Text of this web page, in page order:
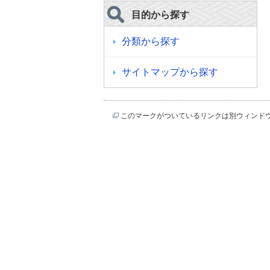
目的から探す
分類から探す
サイトマップから探す
このマークがついているリンクは別ウィンド